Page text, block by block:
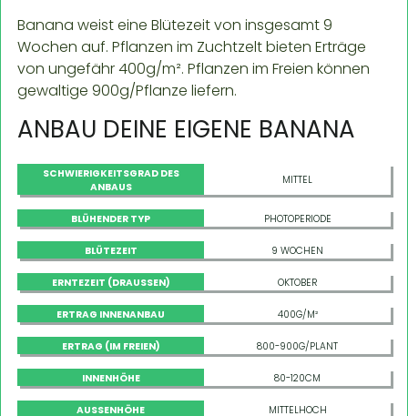
Banana weist eine Blütezeit von insgesamt 9
Wochen auf. Pflanzen im Zuchtzelt bieten Erträge
von ungefähr 400g/m². Pflanzen im Freien können
gewaltige 900g/Pflanze liefern.
ANBAU DEINE EIGENE BANANA
SCHWIERIGKEITSGRAD DES
ANBAUS
MITTEL
BLÜHENDER TYP PHOTOPERIODE
BLÜTEZEIT 9 WOCHEN
ERNTEZEIT (DRAUSSEN) OKTOBER
ERTRAG INNENANBAU 400G/M²
ERTRAG (IM FREIEN) 800-900G/PLANT
INNENHÖHE 80-120CM
AUSSENHÖHE MITTELHOCH